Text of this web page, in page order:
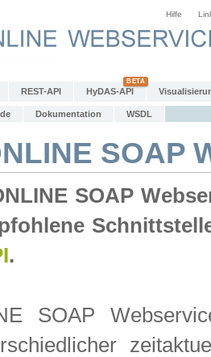
Hilfe
REST-API HyDAS-API
Dokumentation WSDL
SOAP
SOAP
.
SOAP